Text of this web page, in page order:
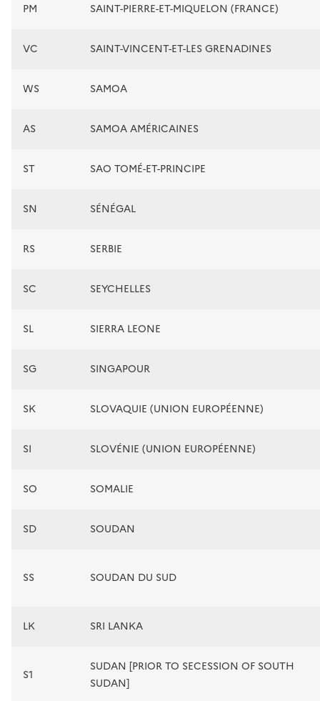
PM SAINT-PIERRE-ET-MIQUELON (FRANCE)
VC SAINT-VINCENT-ET-LES GRENADINES
WS SAMOA
AS SAMOA AMÉRICAINES
ST SAO TOMÉ-ET-PRINCIPE
SN SÉNÉGAL
RS SERBIE
SC SEYCHELLES
SL SIERRA LEONE
SG SINGAPOUR
SK SLOVAQUIE (UNION EUROPÉENNE)
SI SLOVÉNIE (UNION EUROPÉENNE)
SO SOMALIE
SD SOUDAN
SS SOUDAN DU SUD
LK SRI LANKA
S1
SUDAN [PRIOR TO SECESSION OF SOUTH
SUDAN]